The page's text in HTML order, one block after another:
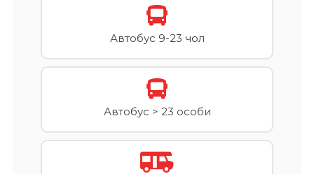
Автобус 9-23 чол
Автобус > 23 особи